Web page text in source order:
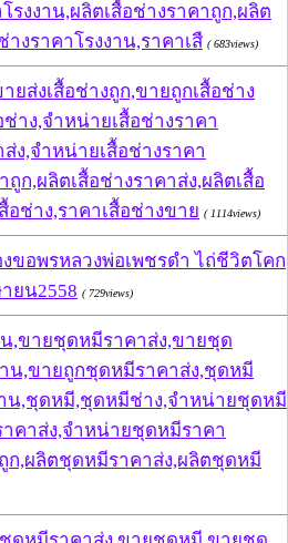
รงงาน,ผลิตเสื้อช่างราคาถูก,ผลิต
างราคาโรงงาน,ราคาเสื ( 683views)
ยส่งเสื้อช่างถูก,ขายถูกเสื้อช่าง
ช่าง,จำหน่ายเสื้อช่างราคา
ง,จำหน่ายเสื้อช่างราคา
ถูก,ผลิตเสื้อช่างราคาส่ง,ผลิตเสื้อ
อช่าง,ราคาเสื้อช่างขาย ( 1114views)
ขอพรหลวงพ่อเพชรดำ ไถ่ชีวิตโคก
ยน2558 ( 729views)
,ขายชุดหมีราคาส่ง,ขายชุด
น,ขายถูกชุดหมีราคาส่ง,ชุดหมี
น,ชุดหมี,ชุดหมีช่าง,จำหน่ายชุดหมี
คาส่ง,จำหน่ายชุดหมีราคา
ก,ผลิตชุดหมีราคาส่ง,ผลิตชุดหมี